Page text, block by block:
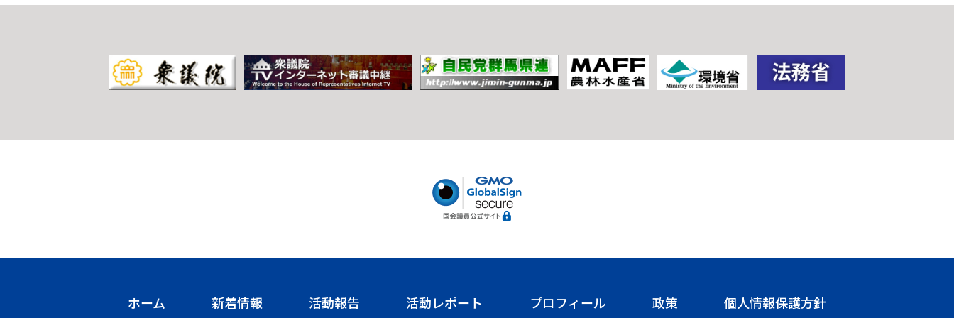
ホーム 新着情報 活動報告 活動レポート プロフィール 政策 個人情報保護方針